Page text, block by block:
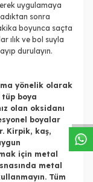
uygulamaya
sonra
boyunca saçta
ılık ve bol suyla
durulayın.
yönelik olarak
tüp boya
olan oksidanı
boyalar
Kirpik, kaş,
için metal
metal
Tüm